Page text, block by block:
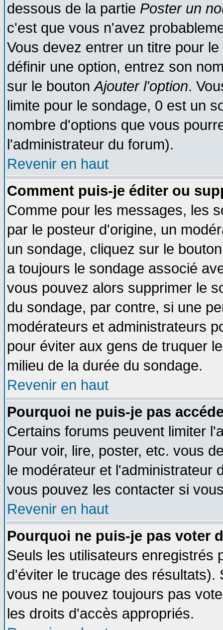
dessous de la partie Poster un
c'est que vous n'avez
Vous devez entrer un titre pour
définir une option, entrez son
sur le boutonAjouter l'option.
limite pour le sondage, 0 est un
nombre d'options que vous
l'administrateur du forum).
Revenir en haut
Comment puis-je éditer ou
Comme pour les messages, les
par le posteur d'origine, un
un sondage, cliquez sur le
a toujours le sondage associé
vous pouvez alors supprimer le
du sondage, par contre, si une
modérateurs et administrateurs
pour éviter aux gens de truquer
milieu de la durée du sondage.
Revenir en haut
Pourquoi ne puis-je pas
Certains forums peuvent limiter
Pour voir, lire, poster, etc. vous
le modérateur et l'administrateur
vous pouvez les contacter si
Revenir en haut
Pourquoi ne puis-je pas voter
Seuls les utilisateurs enregistrés
d'éviter le trucage des
vous ne pouvez toujours pas
les droits d'accès appropriés.